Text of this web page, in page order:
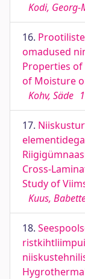
Kodi, Georg-
16.
omadused
Properties of
of Moisture
Kohv, Säde
17.
Cross-
Study of
Kuus,
18.